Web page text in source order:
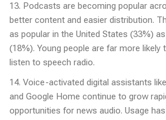
13. Podcasts are becoming popular
better content and easier distribution.
as popular in the United States (33%)
(18%). Young people are far more
listen to speech radio.
14. Voice-activated digital assistants
and Google Home continue to grow
opportunities for news audio. Usage